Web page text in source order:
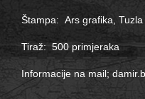
Štampa: Ars grafika, Tuzla
Tiraž: 500 primjeraka
Informacije na mail;